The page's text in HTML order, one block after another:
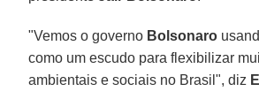
"Vemos o governo Bolsonaro
como um escudo para flexibilizar
ambientais e sociais no Brasil", diz